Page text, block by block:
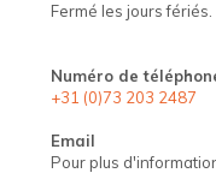
Fermé les jours fériés.
Numéro de
+31 (0)73 203 2487
Email
Pour plus